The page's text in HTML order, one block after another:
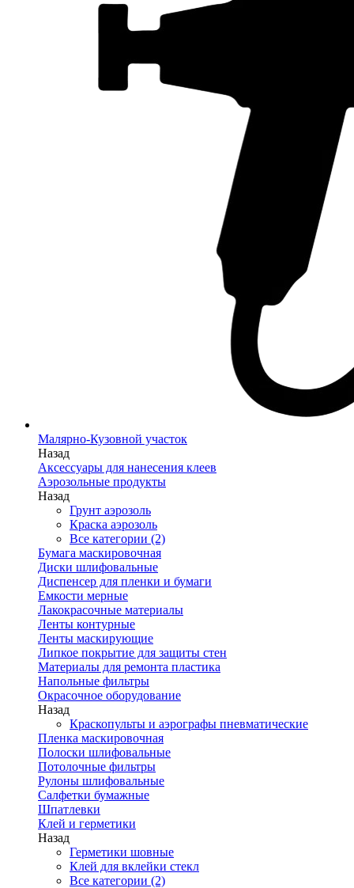
Малярно-Кузовной участок
Назад
Аксессуары для нанесения клеев
Аэрозольные продукты
Назад
Грунт аэрозоль
Краска аэрозоль
Все категории (2)
Бумага маскировочная
Диски шлифовальные
Диспенсер для пленки и бумаги
Емкости мерные
Лакокрасочные материалы
Ленты контурные
Ленты маскирующие
Липкое покрытие для защиты стен
Материалы для ремонта пластика
Напольные фильтры
Окрасочное оборудование
Назад
Краскопульты и аэрографы пневматические
Пленка маскировочная
Полоски шлифовальные
Потолочные фильтры
Рулоны шлифовальные
Салфетки бумажные
Шпатлевки
Клей и герметики
Назад
Герметики шовные
Клей для вклейки стекл
Все категории (2)